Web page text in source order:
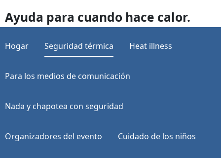
Ayuda para cuando hace calor.
Hogar Seguridad térmica Heat illness
Para los medios de comunicación
Nada y chapotea con seguridad
Organizadores del evento Cuidado de los niños